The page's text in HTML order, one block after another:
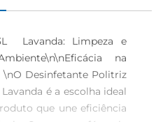
Lavanda: Limpeza e
na
\nO Desinfetante Politriz
é a escolha ideal
que une eficiência